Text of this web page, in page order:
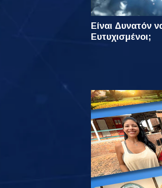
Είναι Δυνατόν
Ευτυχισμένοι;